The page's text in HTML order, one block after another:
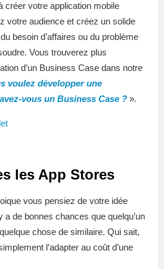
créer votre application mobile
votre audience et créez un solide
besoin d’affaires ou du problème
Vous trouverez plus
d’un Business Case dans notre
voulez développer une
vous un Business Case ? ».
les App Stores
vous pensiez de votre idée
a de bonnes chances que quelqu’un
chose de similaire. Qui sait,
l’adapter au coût d’une